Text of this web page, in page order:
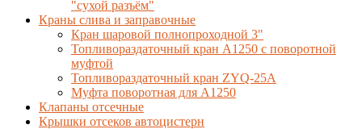
"сухой разъём"
Краны слива и заправочные
Кран шаровой полнопроходной 3"
Топливораздаточный кран A1250 с поворотной
муфтой
Топливораздаточный кран ZYQ-25A
Муфта поворотная для А1250
Клапаны отсечные
Крышки отсеков автоцистерн